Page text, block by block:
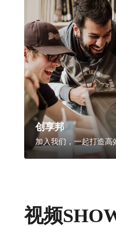
创享邦
加入我们，一起打造高
视频